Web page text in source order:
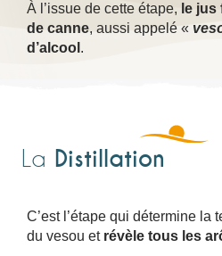
À l’issue de cette étape, le
de canne, aussi appelé «
d’alcool .
La Distillation
C’est l’étape qui détermine la
du vesou et révèle tous les